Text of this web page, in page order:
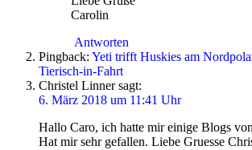
Carolin
Antworten
Pingback: Yeti trifft Huskies am
Tierisch-in-Fahrt
Christel Linner sagt:
6. März 2018 um 11:41 Uhr
Hallo Caro, ich hatte mir einige Blogs
Hat mir sehr gefallen. Liebe Gruesse